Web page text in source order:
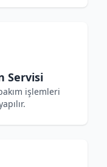
Servisi
işlemleri